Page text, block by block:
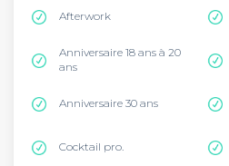
Afterwork
Anniversaire 18 ans à 20
ans
Anniversaire 30 ans
Cocktail pro.